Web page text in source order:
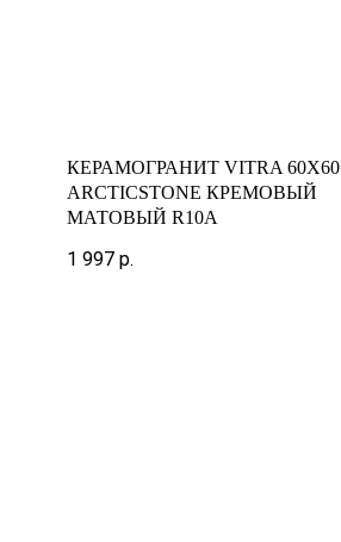
КЕРАМОГРАНИТ VITRA 60X60
ARCTICSTONE КРЕМОВЫЙ
МАТОВЫЙ R10A
1 997 р.